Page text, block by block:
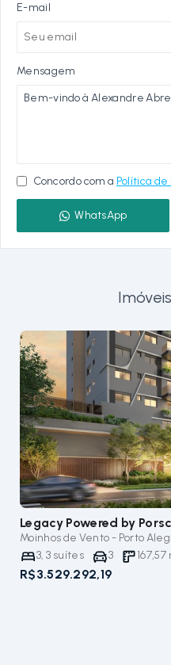
E-mail
Mensagem
Concordo com a Política
WhatsApp
Legacy Powered by
Moinhos de Vento - Porto
3,3 suítes 3 167,57
R$3.529.292,19